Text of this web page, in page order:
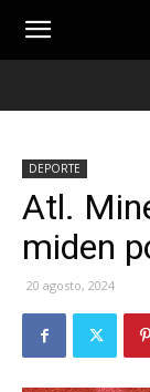
DEPORTE
Atl.
miden
20 agosto, 2024